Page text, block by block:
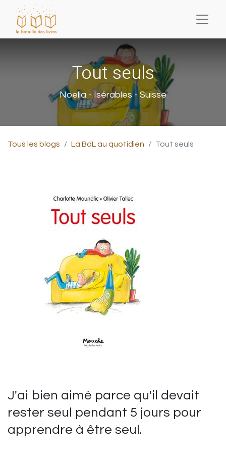
Tout seuls
Noelia - Isérables - Suisse
Tous les blogs La BdL au quotidien Tout seuls
J'ai bien aimé parce qu'il devait
rester seul pendant 5 jours pour
apprendre à être seul.